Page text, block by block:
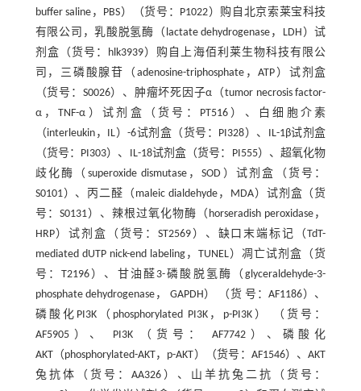
buffer saline，PBS）（货号：P1022）购自北京索莱宝科技
有限公司，乳酸脱氢酶（lactate dehydrogenase，LDH）试
剂盒（货号：hlk3939）购自上海佰利莱生物科技有限公
司，三磷酸腺苷（adenosine-triphosphate，ATP）试剂盒
（货号：S0026）、肿瘤坏死因子α（tumor necrosis factor-
α，TNF-α）试剂盒（货号：PT516）、白细胞介素
（interleukin，IL）-6试剂盒（货号：PI328）、IL-1β试剂盒
（货号：PI303）、IL-18试剂盒（货号：PI555）、超氧化物
歧化酶（superoxide dismutase，SOD）试剂盒（货号：
S0101）、丙二醛（maleic dialdehyde，MDA）试剂盒（货
号：S0131）、辣根过氧化物酶（horseradish peroxidase，
HRP）试剂盒（货号：ST2569）、缺口末端标记（TdT-
mediated dUTP nick-end labeling，TUNEL）凋亡试剂盒（货
号：T2196）、甘油醛3-磷酸脱氢酶（glyceraldehyde-3-
phosphate dehydrogenase， GAPDH） （货 号：AF1186）、
磷酸化PI3K（phosphorylated PI3K，p-PI3K） （货号：
AF5905）、 PI3K （货号： AF7742）、磷酸化
AKT（phosphorylated-AKT，p-AKT）（货号：AF1546）、AKT
兔抗体（货号：AA326）、山羊抗兔二抗（货号：